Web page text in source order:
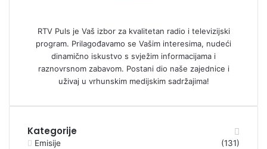
RTV Puls je Vaš izbor za kvalitetan radio i televizijski
program. Prilagođavamo se Vašim interesima, nudeći
dinamično iskustvo s svježim informacijama i
raznovrsnom zabavom. Postani dio naše zajednice i
uživaj u vrhunskim medijskim sadržajima!
Kategorije
Emisije
(131)